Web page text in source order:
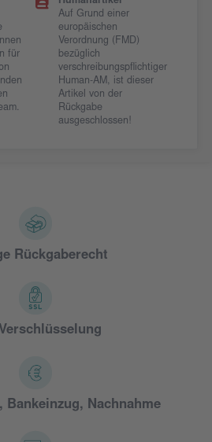
für
Auf Grund einer
europäischen
Verordnung (FMD)
bezüglich
verschreibungspflichtiger
Human-AM, ist dieser
Artikel von der
Rückgabe
ausgeschlossen!
Rückgaberecht
Bankeinzug, Nachnahme